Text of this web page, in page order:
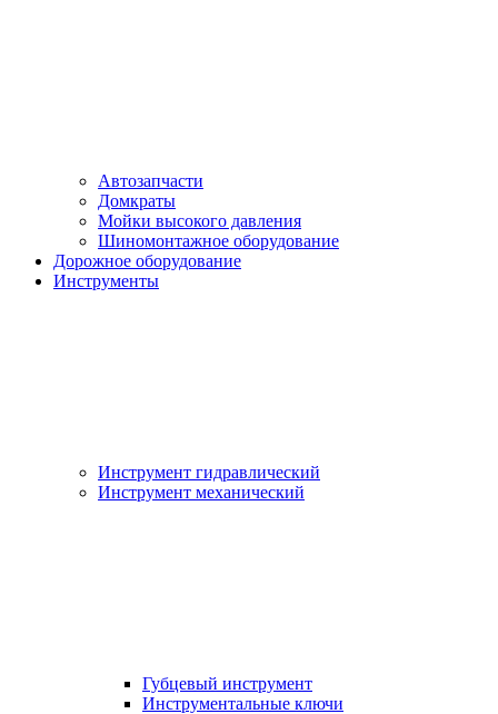
Автозапчасти
Домкраты
Мойки высокого давления
Шиномонтажное оборудование
Дорожное оборудование
Инструменты
Инструмент гидравлический
Инструмент механический
Губцевый инструмент
Инструментальные ключи